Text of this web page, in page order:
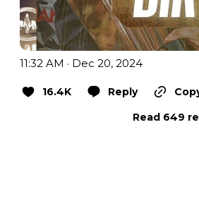
11:32 AM · Dec 20, 2024
16.4K Reply
Read 649